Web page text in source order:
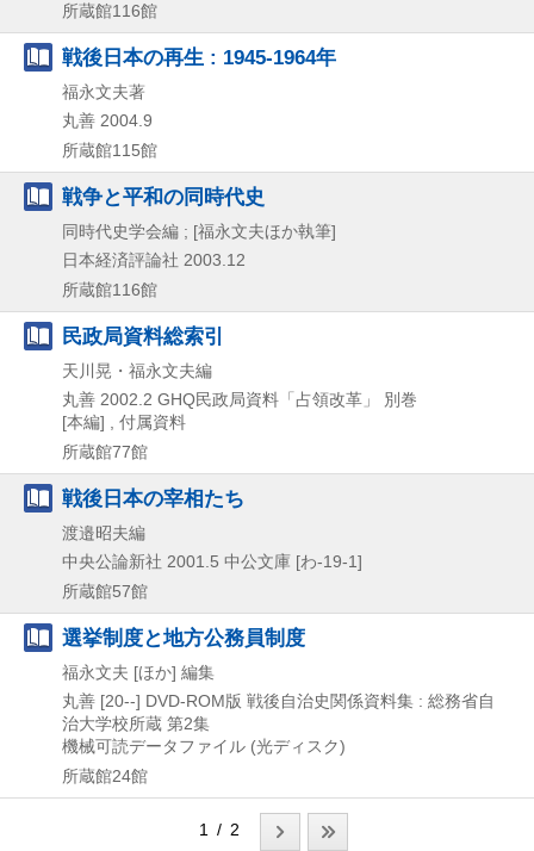
所蔵館116館
戦後日本の再生 : 1945-1964年
福永文夫著
丸善 2004.9
所蔵館115館
戦争と平和の同時代史
同時代史学会編 ; [福永文夫ほか執筆]
日本経済評論社 2003.12
所蔵館116館
民政局資料総索引
天川晃・福永文夫編
丸善 2002.2 GHQ民政局資料「占領改革」 別巻
[本編] , 付属資料
所蔵館77館
戦後日本の宰相たち
渡邉昭夫編
中央公論新社 2001.5 中公文庫 [わ-19-1]
所蔵館57館
選挙制度と地方公務員制度
福永文夫 [ほか] 編集
丸善 [20--] DVD-ROM版 戦後自治史関係資料集 : 総務省自
治大学校所蔵 第2集
機械可読データファイル (光ディスク)
所蔵館24館
1 / 2